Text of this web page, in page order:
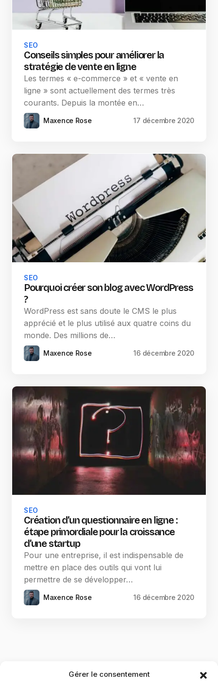
Gérer le consentement
SEO
Conseils simples pour améliorer la
stratégie de vente en ligne
Les termes « e-commerce » et « vente en
ligne » sont actuellement des termes très
courants. Depuis la montée en…
Maxence Rose 17 décembre 2020
SEO
Pourquoi créer son blog avec WordPress
?
WordPress est sans doute le CMS le plus
apprécié et le plus utilisé aux quatre coins du
monde. Des millions de…
Maxence Rose 16 décembre 2020
SEO
Création d’un questionnaire en ligne :
étape primordiale pour la croissance
d’une startup
Pour une entreprise, il est indispensable de
mettre en place des outils qui vont lui
permettre de se développer…
Maxence Rose 16 décembre 2020